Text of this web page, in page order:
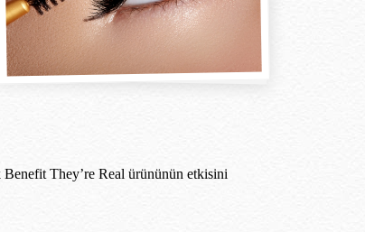
They’re Real ürününün etkisini